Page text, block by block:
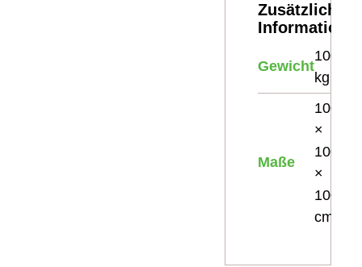
Zusätzliche
Gewicht
1000
kg
Maße
100
×
100
×
100
cm